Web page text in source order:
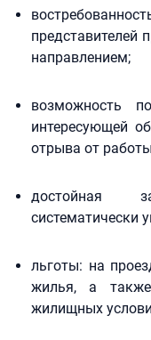
представителей
направлением;
возможность
интересующей
отрыва от
достойная
систематически
льготы: на
жилья, а
жилищных